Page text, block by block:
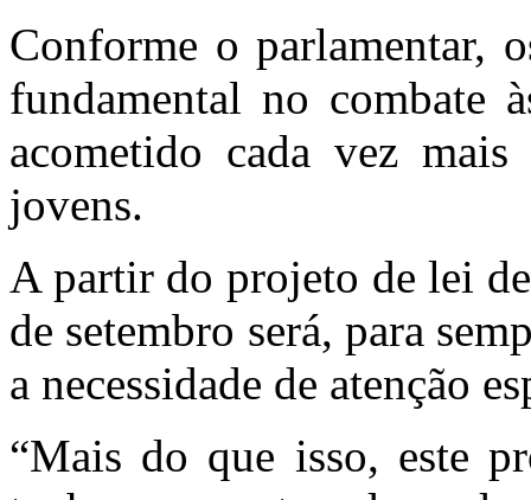
Conforme o parlamentar,
fundamental no combate
acometido cada vez
jovens.
A partir do projeto de lei
de setembro será, para
a necessidade de atenção
“Mais do que isso, este